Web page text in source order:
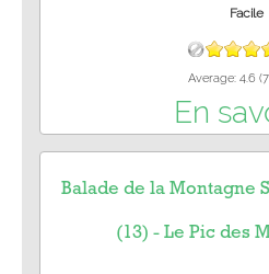
Facile
Average: 4.6 (7
En
Balade de la Montagne
(13) - Le Pic des